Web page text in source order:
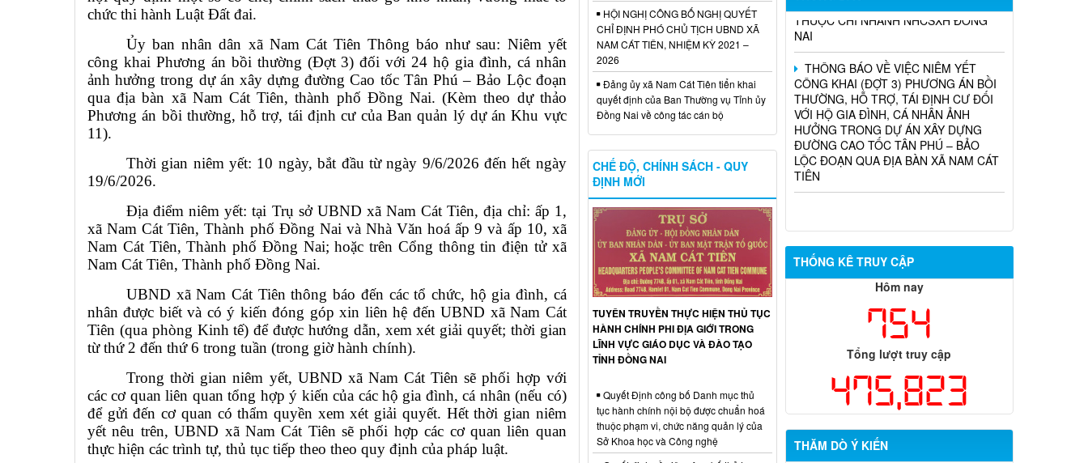
chức thi hành Luật Đất đai.
Ủy ban nhân dân xã Nam Cát Tiên Thông báo như sau: Niêm yết
công khai Phương án bồi thường (Đợt 3) đối với 24 hộ gia đình, cá nhân
ảnh hưởng trong dự án xây dựng đường Cao tốc Tân Phú – Bảo Lộc đoạn
qua địa bàn xã Nam Cát Tiên, thành phố Đồng Nai. (Kèm theo dự thảo
Phương án bồi thường, hỗ trợ, tái định cư của Ban quản lý dự án Khu vực
11).
Thời gian niêm yết: 10 ngày, bắt đầu từ ngày 9/6/2026 đến hết ngày
19/6/2026.
Địa điểm niêm yết: tại Trụ sở UBND xã Nam Cát Tiên, địa chỉ: ấp 1,
xã Nam Cát Tiên, Thành phố Đồng Nai và Nhà Văn hoá ấp 9 và ấp 10, xã
Nam Cát Tiên, Thành phố Đồng Nai; hoặc trên Cổng thông tin điện tử xã
Nam Cát Tiên, Thành phố Đồng Nai.
UBND xã Nam Cát Tiên thông báo đến các tổ chức, hộ gia đình, cá
nhân được biết và có ý kiến đóng góp xin liên hệ đến UBND xã Nam Cát
Tiên (qua phòng Kinh tế) để được hướng dẫn, xem xét giải quyết; thời gian
từ thứ 2 đến thứ 6 trong tuần (trong giờ hành chính).
Trong thời gian niêm yết, UBND xã Nam Cát Tiên sẽ phối hợp với
các cơ quan liên quan tổng hợp ý kiến của các hộ gia đình, cá nhân (nếu có)
để gửi đến cơ quan có thẩm quyền xem xét giải quyết. Hết thời gian niêm
yết nêu trên, UBND xã Nam Cát Tiên sẽ phối hợp các cơ quan liên quan
thực hiện các trình tự, thủ tục tiếp theo theo quy định của pháp luật.
NAI
THÔNG BÁO VỀ VIỆC NIÊM YẾT
CÔNG KHAI (ĐỢT 3) PHƯƠNG ÁN BỒI
THƯỜNG, HỖ TRỢ, TÁI ĐỊNH CƯ ĐỐI
VỚI HỘ GIA ĐÌNH, CÁ NHÂN ẢNH
HƯỞNG TRONG DỰ ÁN XÂY DỰNG
ĐƯỜNG CAO TỐC TÂN PHÚ – BẢO
LỘC ĐOẠN QUA ĐỊA BÀN XÃ NAM CÁT
TIÊN
THỐNG KÊ TRUY CẬP
Hôm nay
754
Tổng lượt truy cập
475,823
THĂM DÒ Ý KIẾN
HỘI NGHỊ CÔNG BỐ NGHỊ QUYẾT
CHỈ ĐỊNH PHÓ CHỦ TỊCH UBND XÃ
NAM CÁT TIÊN, NHIỆM KỲ 2021 –
2026
Đảng ủy xã Nam Cát Tiên tiển khai
quyết định của Ban Thường vụ Tỉnh ủy
Đồng Nai về công tác cán bộ
CHẾ ĐỘ, CHÍNH SÁCH - QUY
ĐỊNH MỚI
TUYÊN TRUYỀN THỰC HIỆN THỦ TỤC
HÀNH CHÍNH PHI ĐỊA GIỚI TRONG
LĨNH VỰC GIÁO DỤC VÀ ĐÀO TẠO
TỈNH ĐỒNG NAI
Quyết Định công bố Danh mục thủ
tục hành chính nội bộ được chuẩn hoá
thuộc phạm vi, chức năng quản lý của
Sở Khoa học và Công nghệ